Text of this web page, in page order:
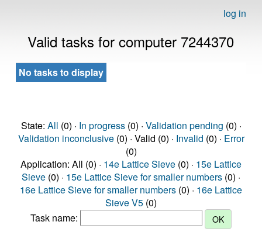
log in
Valid tasks for computer 7244370
No tasks to display
State: All (0) · In progress(0) · Validation pending (0) ·
Validation inconclusive(0) · Valid (0) · Invalid (0) · Error
(0)
Application: All (0) · 14e Lattice Sieve (0) · 15e Lattice
Sieve (0) · 15e Lattice Sieve for smaller numbers (0) ·
16e Lattice Sieve for smaller numbers (0) · 16e Lattice
Sieve V5 (0)
Task name: